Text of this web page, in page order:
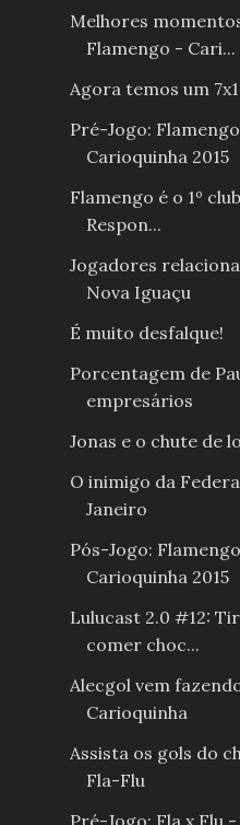
Melhores
Flamengo - Cari...
Agora temos um
Pré-Jogo:
Carioquinha 2015
Flamengo é o 1º
Respon...
Jogadores
Nova Iguaçu
É muito desfalque!
Porcentagem de
empresários
Jonas e o chute de
O inimigo da
Janeiro
Pós-Jogo:
Carioquinha 2015
Lulucast 2.0 #12:
comer choc...
Alecgol vem
Carioquinha
Assista os gols do
Fla-Flu